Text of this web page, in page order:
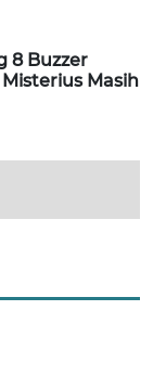
8 Buzzer
Masih